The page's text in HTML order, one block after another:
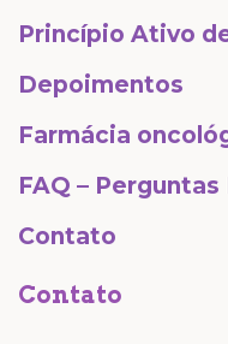
Princípio Ativo
Depoimentos
Farmácia
FAQ –
Contato
Contato